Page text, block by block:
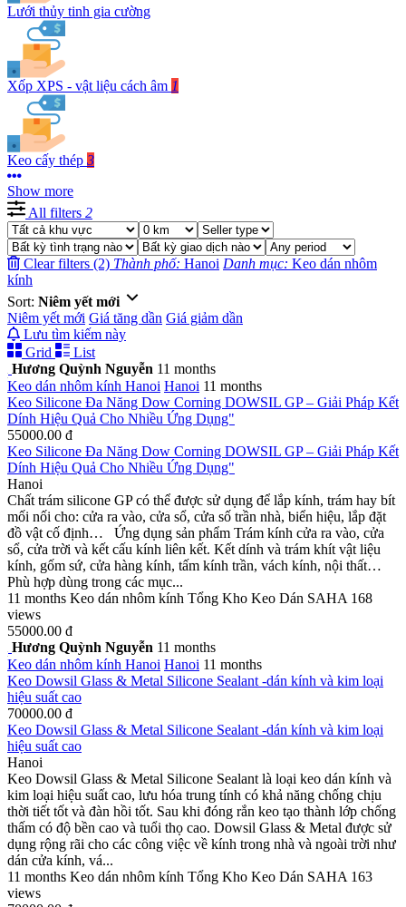
Lưới thủy tinh gia cường
Xốp XPS - vật liệu cách âm 1
Keo cấy thép 3
Show more
All filters 2
Clear filters (2) Thành phố: Hanoi Danh mục: Keo dán nhôm
kính
Sort: Niêm yết mới
Niêm yết mới Giá tăng dần Giá giảm dần
Lưu tìm kiếm này
Grid
List
Hương Quỳnh Nguyễn 11 months
Keo dán nhôm kính Hanoi Hanoi 11 months
Keo Silicone Đa Năng Dow Corning DOWSIL GP – Giải Pháp Kết
Dính Hiệu Quả Cho Nhiều Ứng Dụng"
55000.00 đ
Keo Silicone Đa Năng Dow Corning DOWSIL GP – Giải Pháp Kết
Dính Hiệu Quả Cho Nhiều Ứng Dụng"
Hanoi
Chất trám silicone GP có thể được sử dụng để lắp kính, trám hay bít
mối nối cho: cửa ra vào, cửa sổ, cửa số trần nhà, biển hiệu, lắp đặt
đồ vật cố định… Ứng dụng sản phẩm Trám kính cửa ra vào, cửa
sổ, cửa trời và kết cấu kính liên kết. Kết dính và trám khít vật liệu
kính, gốm sứ, cửa hàng kính, tấm kính trần, vách kính, nội thất…
Phù hợp dùng trong các mục...
11 months Keo dán nhôm kính Tổng Kho Keo Dán SAHA 168
views
55000.00 đ
Hương Quỳnh Nguyễn 11 months
Keo dán nhôm kính Hanoi Hanoi 11 months
Keo Dowsil Glass & Metal Silicone Sealant -dán kính và kim loại
hiệu suất cao
70000.00 đ
Keo Dowsil Glass & Metal Silicone Sealant -dán kính và kim loại
hiệu suất cao
Hanoi
Keo Dowsil Glass & Metal Silicone Sealant là loại keo dán kính và
kim loại hiệu suất cao, lưu hóa trung tính có khả năng chống chịu
thời tiết tốt và đàn hồi tốt. Sau khi đóng rắn keo tạo thành lớp chống
thấm có độ bền cao và tuổi thọ cao. Dowsil Glass & Metal được sử
dụng rộng rãi cho các công việc về kính trong nhà và ngoài trời như
dán cửa kính, vá...
11 months Keo dán nhôm kính Tổng Kho Keo Dán SAHA 163
views